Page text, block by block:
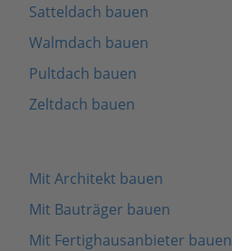
Satteldach bauen
Walmdach bauen
Pultdach bauen
Zeltdach bauen
Mit Architekt bauen
Mit Bauträger bauen
Mit Fertighausanbieter bauen